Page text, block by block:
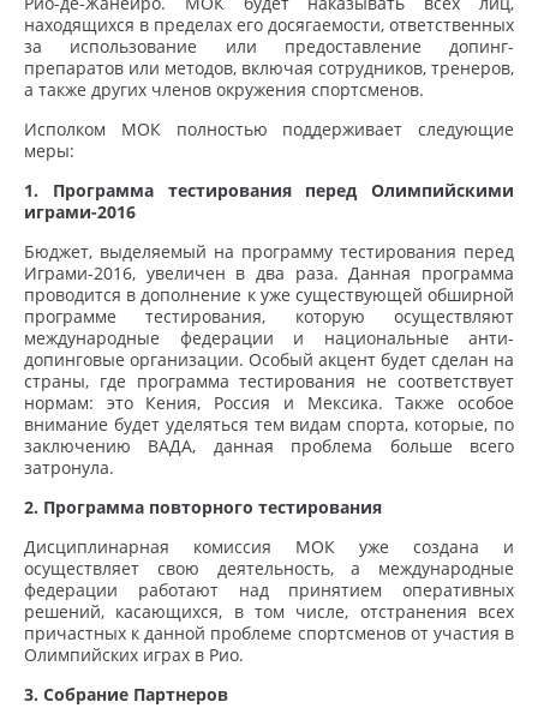
находящихся в пределах его досягаемости, ответственных
за использование или предоставление допинг-
препаратов или методов, включая сотрудников, тренеров,
а также других членов окружения спортсменов.
Исполком МОК полностью поддерживает следующие
меры:
1. Программа тестирования перед Олимпийскими
играми-2016
Бюджет, выделяемый на программу тестирования перед
Играми-2016, увеличен в два раза. Данная программа
проводится в дополнение к уже существующей обширной
программе тестирования, которую осуществляют
международные федерации и национальные анти-
допинговые организации. Особый акцент будет сделан на
страны, где программа тестирования не соответствует
нормам: это Кения, Россия и Мексика. Также особое
внимание будет уделяться тем видам спорта, которые, по
заключению ВАДА, данная проблема больше всего
затронула.
2. Программа повторного тестирования
Дисциплинарная комиссия МОК уже создана и
осуществляет свою деятельность, а международные
федерации работают над принятием оперативных
решений, касающихся, в том числе, отстранения всех
причастных к данной проблеме спортсменов от участия в
Олимпийских играх в Рио.
3. Собрание Партнеров